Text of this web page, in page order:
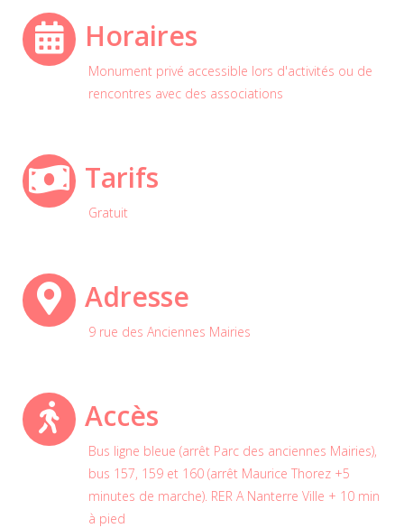
Horaires
Monument privé accessible lors d'activités ou de
rencontres avec des associations
Tarifs
Gratuit
Adresse
9 rue des Anciennes Mairies
Accès
Bus ligne bleue (arrêt Parc des anciennes Mairies),
bus 157, 159 et 160 (arrêt Maurice Thorez +5
minutes de marche). RER A Nanterre Ville + 10 min
à pied